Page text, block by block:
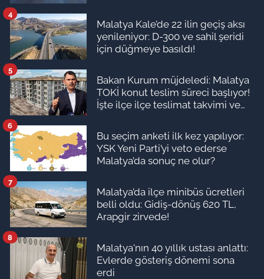
Malatya Kale’de 22 ilin geçiş aksı
yenileniyor: D-300 ve sahil şeridi
için düğmeye basıldı!
4
Bakan Kurum müjdeledi: Malatya
TOKİ konut teslim süreci başlıyor!
İşte ilçe ilçe teslimat takvimi ve
5
Bu seçim anketi ilk kez yapılıyor:
YSK Yeni Parti’yi veto ederse
Malatya’da sonuç ne olur?
6
Malatya’da ilçe minibüs ücretleri
belli oldu: Gidiş-dönüş 620 TL,
Arapgir zirvede!
7
Malatya'nın 40 yıllık ustası anlattı:
Evlerde gösteriş dönemi sona
erdi
8